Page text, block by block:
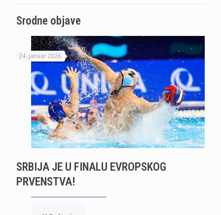
Srodne objave
24. januar 2026.
SRBIJA JE U FINALU EVROPSKOG
PRVENSTVA!